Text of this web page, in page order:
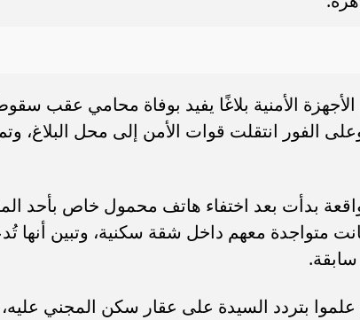
الأمنية بلاغًا يفيد بوفاة محامي عقب
الفور انتقلت قوات الأمن إلى محل البلاغ،
بدأت بعد اختفاء هاتف محمول خاص بأحد
متواجدة معهم داخل شقة سكنية، وتبين أنها
سابقة.
بتردد السيدة على عقار سكن المجني عليه،